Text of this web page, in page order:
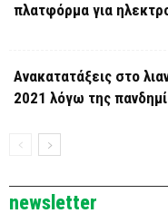
πλατφόρμα για
Ανακατατάξεις στο
2021 λόγω της
newsletter